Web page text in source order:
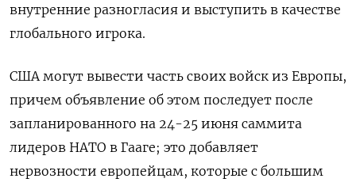
внутренние разногласия и выступить в качестве
глобального игрока.
США могут вывести часть своих войск из Европы,
причем объявление об этом последует после
запланированного на 24-25 июня саммита
лидеров НАТО в Гааге; это добавляет
нервозности европейцам, которые с большим